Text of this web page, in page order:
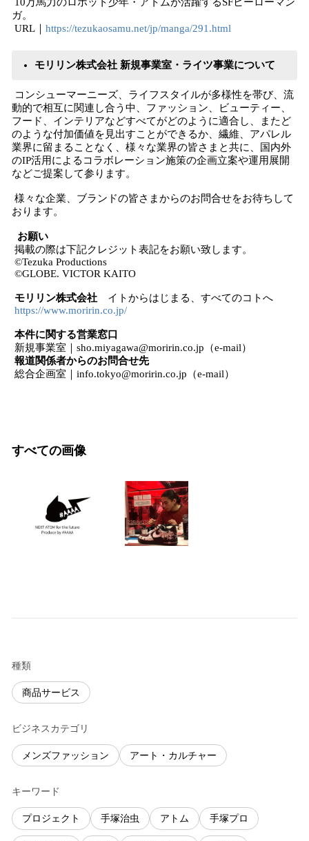
ガ。
URL｜ https://tezukaosamu.net/jp/manga/291.html
モリリン株式会社 新規事業室・ライツ事業について
コンシューマーニーズ、ライフスタイルが多様性を帯び、流
動的で相互に関連し合う中、ファッション、ビューティー、
フード、インテリアなどすべてがどのように適合し、またど
のような付加価値を見出すことができるか、繊維、アパレル
業界に留まることなく、様々な業界の皆さまと共に、国内外
のIP活用によるコラボレーション施策の企画立案や運用展開
などご提案して参ります。
様々な企業、ブランドの皆さまからのお問合せをお待ちして
おります。
お願い
掲載の際は下記クレジット表記をお願い致します。
©Tezuka Productions
©GLOBE. VICTOR KAITO
モリリン株式会社 イトからはじまる、すべてのコトへ
https://www.moririn.co.jp/
本件に関する営業窓⼝
新規事業室｜sho.miyagawa@moririn.co.jp（e-mail）
報道関係者からのお問合せ先
総合企画室｜info.tokyo@moririn.co.jp（e-mail）
すべての画像
種類
商品サービス
ビジネスカテゴリ
メンズファッション アート・カルチャー
キーワード
プロジェクト ⼿塚治⾍ アトム 手塚プロ